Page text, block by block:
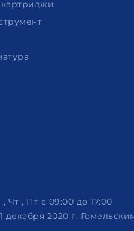
Чт , Пт c 09:00 до 17:00
2020 г.